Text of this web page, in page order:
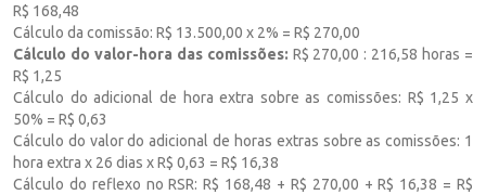
R$ 168,48
Cálculo da comissão: R$ 13.500,00 x 2% = R$ 270,00
Cálculo do valor-hora das comissões: R$ 270,00 : 216,58 horas =
R$ 1,25
Cálculo do adicional de hora extra sobre as comissões: R$ 1,25 x
50% = R$ 0,63
Cálculo do valor do adicional de horas extras sobre as comissões: 1
hora extra x 26 dias x R$ 0,63 = R$ 16,38
Cálculo do reflexo no RSR: R$ 168,48 + R$ 270,00 + R$ 16,38 = R$